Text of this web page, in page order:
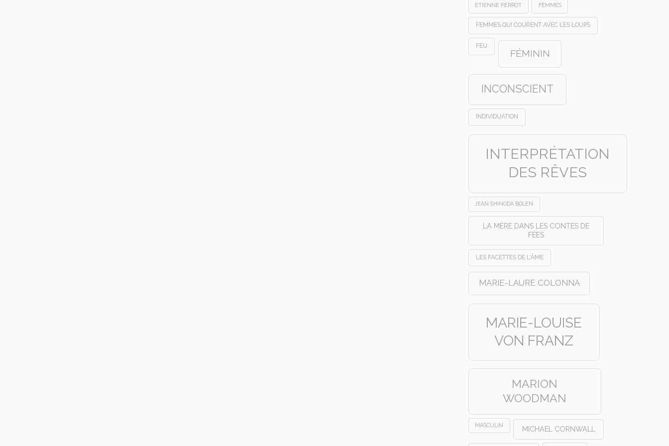
ETIENNE PERROT FEMMES
FEMMES QUI COURENT AVEC LES LOUPS
FEU
FÉMININ
INCONSCIENT
INDIVIDUATION
INTERPRÉTATION
DES RÊVES
JEAN SHINODA BOLEN
LA MÈRE DANS LES CONTES DE
FÉES
LES FACETTES DE L'ÂME
MARIE-LAURE COLONNA
MARIE-LOUISE
VON FRANZ
MARION
WOODMAN
MASCULIN MICHAEL CORNWALL